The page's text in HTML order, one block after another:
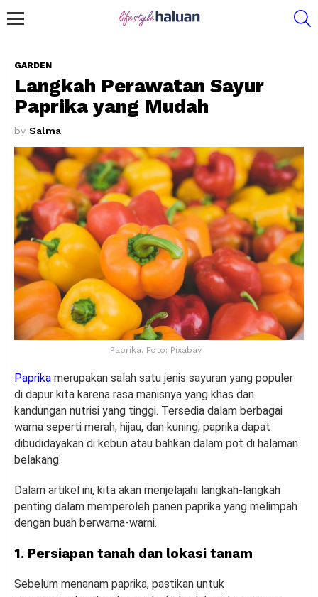
GARDEN
Langkah Perawatan Sayur
Paprika yang Mudah
by Salma
Paprika. Foto: Pixabay
Paprika merupakan salah satu jenis sayuran yang populer
di dapur kita karena rasa manisnya yang khas dan
kandungan nutrisi yang tinggi. Tersedia dalam berbagai
warna seperti merah, hijau, dan kuning, paprika dapat
dibudidayakan di kebun atau bahkan dalam pot di halaman
belakang.
Dalam artikel ini, kita akan menjelajahi langkah-langkah
penting dalam memperoleh panen paprika yang melimpah
dengan buah berwarna-warni.
1. Persiapan tanah dan lokasi tanam
Sebelum menanam paprika, pastikan untuk